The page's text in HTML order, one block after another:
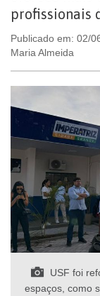
profissionais
Publicado em: 02/
Maria Almeida
USF foi
espaços, como